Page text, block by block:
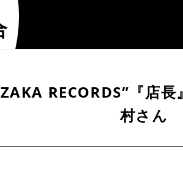
RECORDS”『店
村さん